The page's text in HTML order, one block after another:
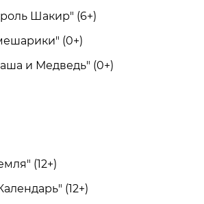
Шакир" (6+)
(0+)
и Медведь" (0+)
(12+)
(12+)